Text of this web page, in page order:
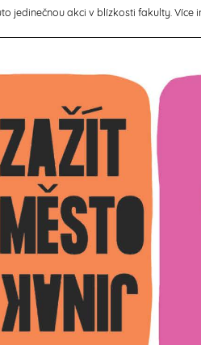
jedinečnou akci v blízkosti fakulty. Více